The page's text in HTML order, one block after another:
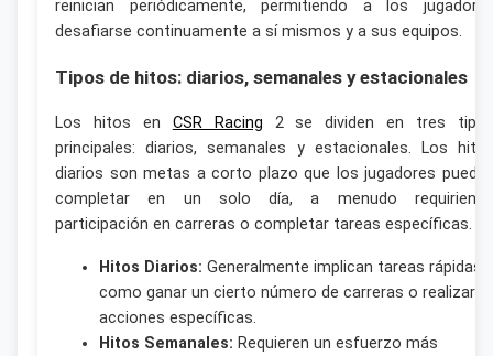
reinician periódicamente, permitiendo a los
desafiarse continuamente a sí mismos y a sus equipos.
Tipos de hitos: diarios, semanales y estacionales
Los hitos en CSR Racing 2 se dividen en tres
principales: diarios, semanales y estacionales. Los
diarios son metas a corto plazo que los jugadores
completar en un solo día, a menudo
participación en carreras o completar tareas específicas.
Hitos Diarios: Generalmente implican tareas rápidas
como ganar un cierto número de carreras o realizar
acciones específicas.
Hitos Semanales: Requieren un esfuerzo más